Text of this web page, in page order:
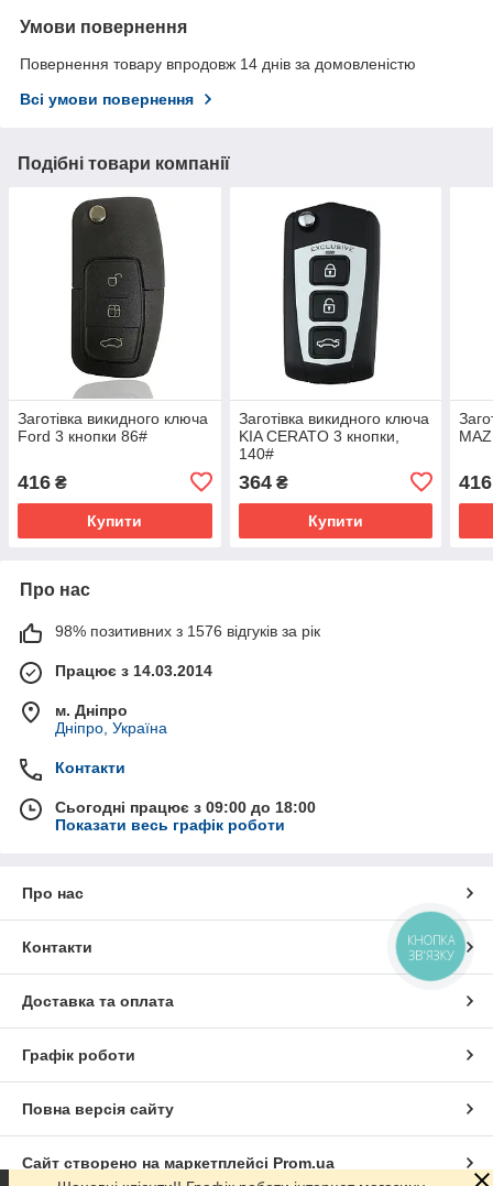
Умови повернення
Повернення товару впродовж 14 днів за домовленістю
Всі умови повернення
Подібні товари компанії
Заготівка викидного ключа
Ford 3 кнопки 86#
416 ₴
Купити
Заготівка викидного ключа
KIA CERATO 3 кнопки,
140#
364₴
Купити
416
Про нас
98% позитивних з 1576 відгуків за рік
Працює з 14.03.2014
м. Дніпро
Дніпро, Україна
Контакти
Сьогодні працює з 09:00 до 18:00
Показати весь графік роботи
Про нас
Контакти
Доставка та оплата
Графік роботи
Повна версія сайту
Сайт створено на маркетплейсі Prom.ua
КНОПКА
ЗВ'ЯЗКУ